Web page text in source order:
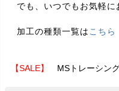
でも、いつでもお気軽に
加工の種類一覧は こちら
【SALE】 MSトレーシン